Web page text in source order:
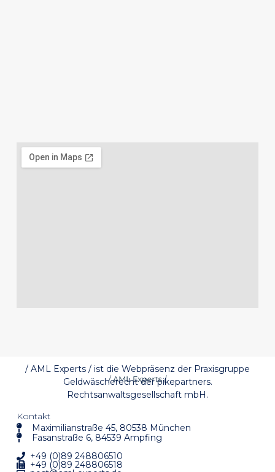
/ AML Experts / ist die Webpräsenz der Praxisgruppe
Geldwäscherecht der pikepartners.
Rechtsanwaltsgesellschaft mbH.
Kontakt
Maximilianstraße 45, 80538 München
Fasanstraße 6, 84539 Ampfing
+49 (0)89 248806510
+49 (0)89 248806518